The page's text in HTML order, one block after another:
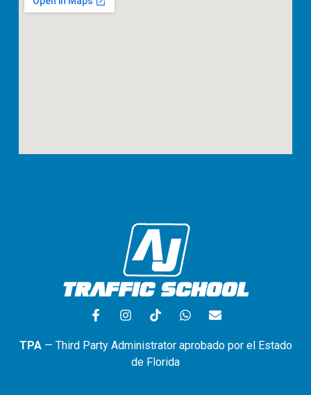
TPA— Third Party Administrator aprobado por el Estado
de Florida